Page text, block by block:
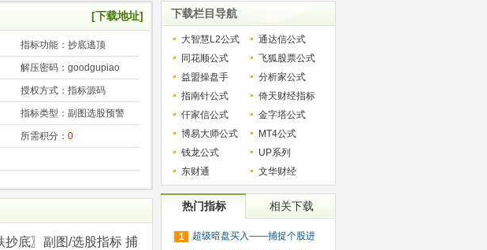
[下载地址]
指标功能： 抄底逃顶
解压密码： goodgupiao
授权方式： 指标源码
指标类型： 副图选股预警
所需积分： 0
底〗副图/选股指标 捕
下载栏目导航
大智慧L2公式
通达信公式
同花顺公式
飞狐股票公式
益盟操盘手
分析家公式
指南针公式
倚天财经指标
仟家信公式
金字塔公式
博易大师公式
MT4公式
钱龙公式
UP系列
东财通
文华财经
热门指标 相关下载
1
超级暗盘买入——捕捉个股进